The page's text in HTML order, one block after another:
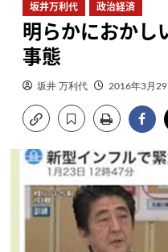
ニ
ュ
ー
坂井万利代 政治経済
明らかにおかし
事態
坂井 万利代 2016年3月29